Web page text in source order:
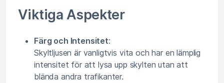
Viktiga Aspekter
Färg och Intensitet:
Skyltljusen är vanligtvis vita och har en lämplig
intensitet för att lysa upp skylten utan att
blända andra trafikanter.